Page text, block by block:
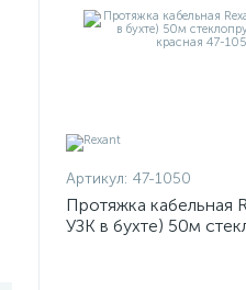
Артикул: 47-1050
Протяжка кабельная
УЗК в бухте) 50м